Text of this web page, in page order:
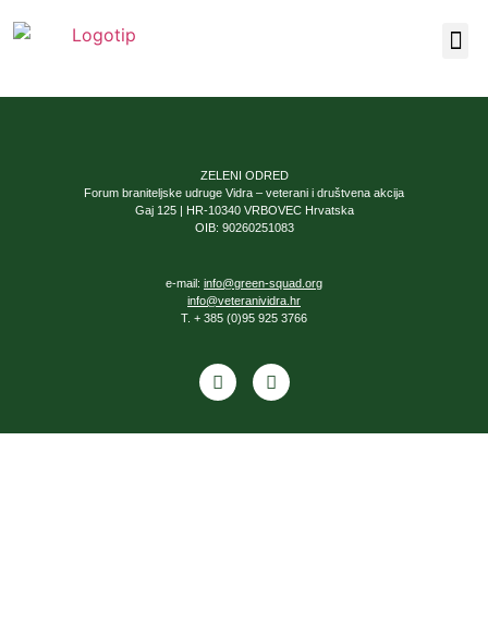
ZELENI ODRED
Forum braniteljske udruge Vidra – veterani i društvena akcija
Gaj 125 | HR-10340 VRBOVEC Hrvatska
OIB: 90260251083
e-mail: info@green-squad.org
info@veteranividra.hr
T. + 385 (0)95 925 3766